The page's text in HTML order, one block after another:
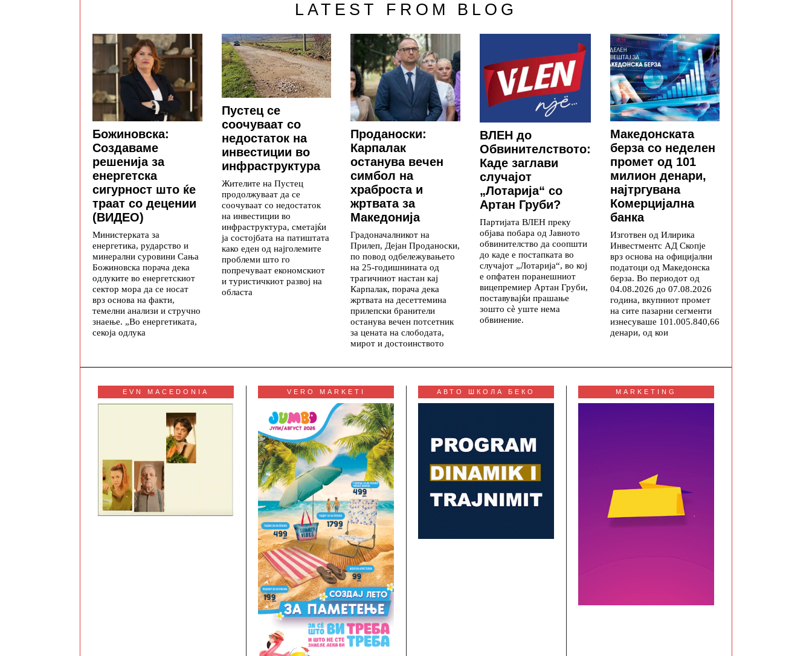
LATEST FROM BLOG
Божиновска:
Создаваме
решенија за
енергетска
сигурност што ќе
траат со децении
(ВИДЕО)
Министерката за
енергетика, рударство и
минерални суровини Сања
Божиновска порача дека
одлуките во енергетскиот
сектор мора да се носат
врз основа на факти,
темелни анализи и стручно
знаење. „Во енергетиката,
секоја одлука
Пустец се
соочуваат со
недостаток на
инвестиции во
инфраструктура
Жителите на Пустец
продолжуваат да се
соочуваат со недостаток
на инвестиции во
инфраструктура, сметајќи
ја состојбата на патиштата
како еден од најголемите
проблеми што го
попречуваат економскиот
и туристичкиот развој на
областа
Проданоски:
Карпалак
останува вечен
симбол на
храброста и
жртвата за
Македонија
Градоначалникот на
Прилеп, Дејан Проданоски,
по повод одбележувањето
на 25-годишнината од
трагичниот настан кај
Карпалак, порача дека
жртвата на десеттемина
прилепски бранители
останува вечен потсетник
за цената на слободата,
мирот и достоинството
ВЛЕН до
Обвинителството:
Каде заглави
случајот
„Лотарија“ со
Артан Груби?
Партијата ВЛЕН преку
објава побара од Јавното
обвинителство да соопшти
до каде е постапката во
случајот „Лотарија“, во кој
е опфатен поранешниот
вицепремиер Артан Груби,
поставувајќи прашање
зошто сè уште нема
обвинение.
Македонската
берза со неделен
промет од 101
милион денари,
најтргувана
Комерцијална
банка
Изготвен од Илирика
Инвестментс АД Скопје
врз основа на официјални
податоци од Македонска
берза. Во периодот од
04.08.2026 до 07.08.2026
година, вкупниот промет
на сите пазарни сегменти
изнесуваше 101.005.840,66
денари, од кои
EVN MACEDONIA VERO MARKETI АВТО ШКОЛА БЕКО MARKETING